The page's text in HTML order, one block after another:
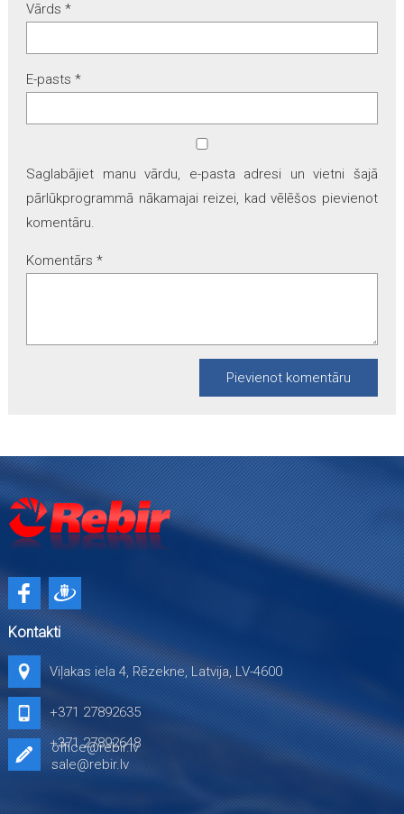
Vārds *
E-pasts *
Saglabājiet manu vārdu, e-pasta adresi un vietni šajā
pārlūkprogrammā nākamajai reizei, kad vēlēšos pievienot
komentāru.
Komentārs *
Kontakti
Viļakas iela 4, Rēzekne, Latvija, LV-4600
+371 27892635
+371 27892648
office@rebir.lv
sale@rebir.lv